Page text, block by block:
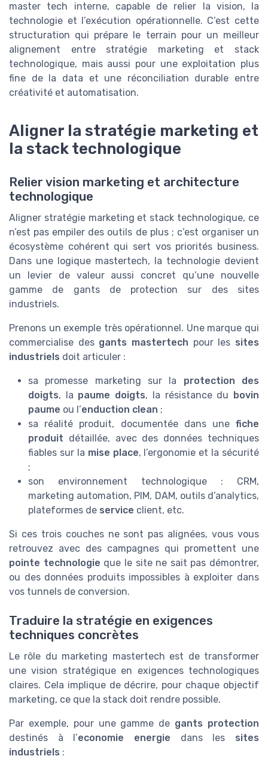
master tech interne, capable de relier la vision, la
technologie et l’exécution opérationnelle. C’est cette
structuration qui prépare le terrain pour un meilleur
alignement entre stratégie marketing et stack
technologique, mais aussi pour une exploitation plus
fine de la data et une réconciliation durable entre
créativité et automatisation.
Aligner la stratégie marketing et
la stack technologique
Relier vision marketing et architecture
technologique
Aligner stratégie marketing et stack technologique, ce
n’est pas empiler des outils de plus ; c’est organiser un
écosystème cohérent qui sert vos priorités business.
Dans une logique mastertech, la technologie devient
un levier de valeur aussi concret qu’une nouvelle
gamme de gants de protection sur des sites
industriels.
Prenons un exemple très opérationnel. Une marque qui
commercialise des gants mastertech pour les sites
industriels doit articuler :
sa promesse marketing sur la protection des
doigts, la paume doigts, la résistance du bovin
paume ou l’enduction clean ;
sa réalité produit, documentée dans une fiche
produit détaillée, avec des données techniques
fiables sur la mise place, l’ergonomie et la sécurité
;
son environnement technologique : CRM,
marketing automation, PIM, DAM, outils d’analytics,
plateformes de service client, etc.
Si ces trois couches ne sont pas alignées, vous vous
retrouvez avec des campagnes qui promettent une
pointe technologie que le site ne sait pas démontrer,
ou des données produits impossibles à exploiter dans
vos tunnels de conversion.
Traduire la stratégie en exigences
techniques concrètes
Le rôle du marketing mastertech est de transformer
une vision stratégique en exigences technologiques
claires. Cela implique de décrire, pour chaque objectif
marketing, ce que la stack doit rendre possible.
Par exemple, pour une gamme de gants protection
destinés à l’economie energie dans les sites
industriels :